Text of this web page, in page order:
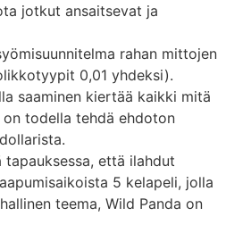
jotkut ansaitsevat ja
rahan mittojen
0,01 yhdeksi).
saaminen kiertää kaikki mitä
todella tehdä ehdoton
tapauksessa, että ilahdut
5 kelapeli, jolla
teema, Wild Panda on